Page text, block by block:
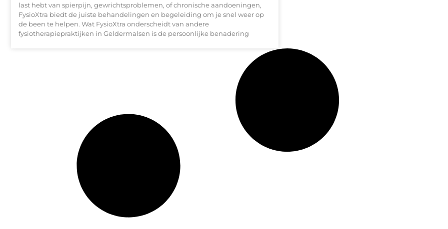
last hebt van spierpijn, gewrichtsproblemen, of chronische aandoeningen,
FysioXtra biedt de juiste behandelingen en begeleiding om je snel weer op
de been te helpen. Wat FysioXtra onderscheidt van andere
fysiotherapiepraktijken in Geldermalsen is de persoonlijke benadering